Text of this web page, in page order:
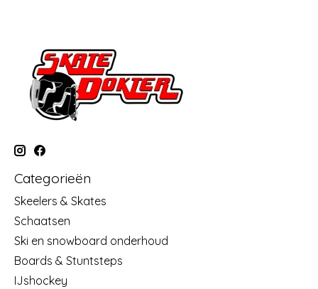
Categorieën
Skeelers & Skates
Schaatsen
Ski en snowboard onderhoud
Boards & Stuntsteps
IJshockey